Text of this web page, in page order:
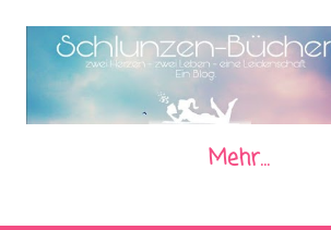
Direkt zum Hauptbereich
Mehr…